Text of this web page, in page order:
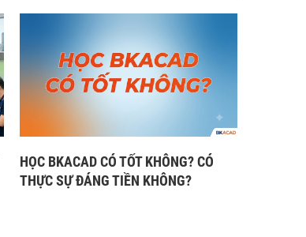
HỌC BKACAD CÓ TỐT KHÔNG? CÓ
THỰC SỰ ĐÁNG TIỀN KHÔNG?